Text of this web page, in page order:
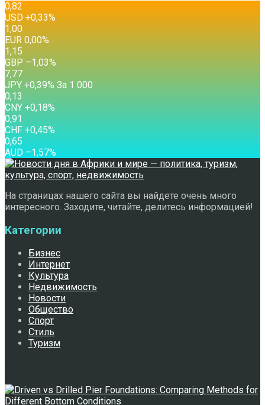
0,82
USD +0,33%
1,00
EUR 0,00%
1,15
GBP –1,03%
7,77
JPY +0,39% За 1 000
0,13
CNY +0,18%
0,91
CHF +0,45%
0,65
AUD –1,57%
На страницах нашего сайта вы найдете очень много
интересного. Заходите, читайте, делитесь информацией!
Категории
Бизнес
Интернет
Культура
Недвижимость
Новости
Общество
Спорт
Стиль
Туризм